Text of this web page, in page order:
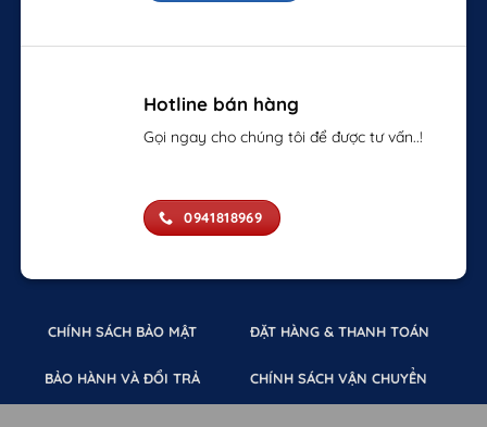
Hotline bán hàng
Gọi ngay cho chúng tôi để được tư vấn..!
0941818969
CHÍNH SÁCH BẢO MẬT ĐẶT HÀNG & THANH TOÁN
BẢO HÀNH VÀ ĐỔI TRẢ CHÍNH SÁCH VẬN CHUYỂN